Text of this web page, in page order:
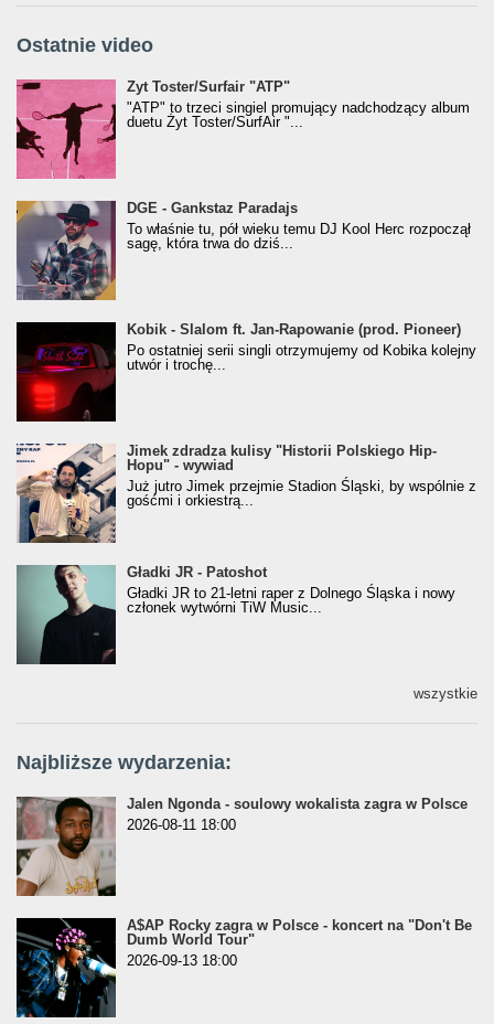
Ostatnie video
Żyt Toster/SurfAir - ATP VIDEO
Żyt Toster/Surfair "ATP"
"ATP" to trzeci singiel promujący nadchodzący album
duetu Żyt Toster/SurfAir "...
donGURALesko z nagrodą za
Klasyczny/Trueschoolowy Album Roku
(Popkillery 2023)
DGE - Gankstaz Paradajs
To właśnie tu, pół wieku temu DJ Kool Herc rozpoczął
sagę, która trwa do dziś...
Kobik - Slalom ft. Jan-Rapowanie (prod. Pioneer)
[Official Music Visualiser]
Kobik - Slalom ft. Jan-Rapowanie (prod. Pioneer)
Po ostatniej serii singli otrzymujemy od Kobika kolejny
utwór i trochę...
Jimek zdradza kulisy "Historii Polskiego Hip-
Hopu" - wywiad
Jimek zdradza kulisy "Historii Polskiego Hip-
Hopu" - wywiad
Już jutro Jimek przejmie Stadion Śląski, by wspólnie z
gośćmi i orkiestrą...
Gładki JR - Patoshot
Gładki JR - Patoshot
Gładki JR to 21-letni raper z Dolnego Śląska i nowy
członek wytwórni TiW Music...
wszystkie
Najbliższe wydarzenia:
Jalen Ngonda - soulowy wokalista zagra w Polsce
2026-08-11 18:00
A$AP Rocky zagra w Polsce - koncert na "Don't Be
Dumb World Tour"
2026-09-13 18:00